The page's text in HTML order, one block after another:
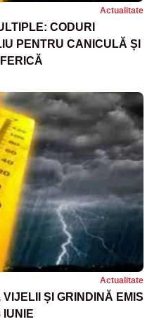
Actualitate
CODURI
PENTRU CANICULĂ ȘI
Actualitate
ȘI GRINDINĂ EMIS
IUNIE